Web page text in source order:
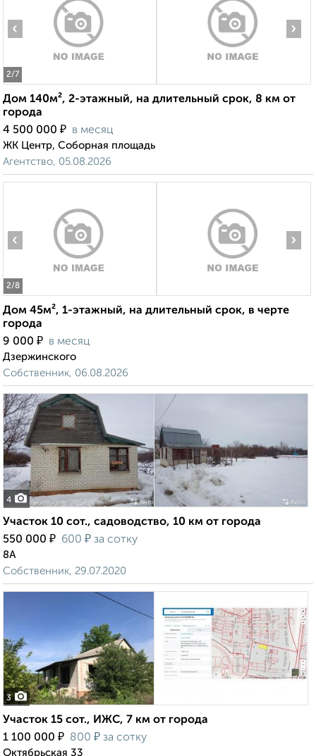
2/7
‹ ›
Дом 140м², 2-этажный, на длительный срок, 8 км от
города
4 500 000 ₽ в месяц
ЖК Центр, Соборная площадь
Агентство, 05.08.2026
2/8
‹ ›
Дом 45м², 1-этажный, на длительный срок, в черте
города
9 000 ₽ в месяц
Дзержинского
Собственник, 06.08.2026
4
Участок 10 сот., садоводство, 10 км от города
550 000 ₽ 600 ₽ за сотку
8А
Собственник, 29.07.2020
3
Участок 15 сот., ИЖС, 7 км от города
1 100 000 ₽ 800 ₽ за сотку
Октябрьская 33